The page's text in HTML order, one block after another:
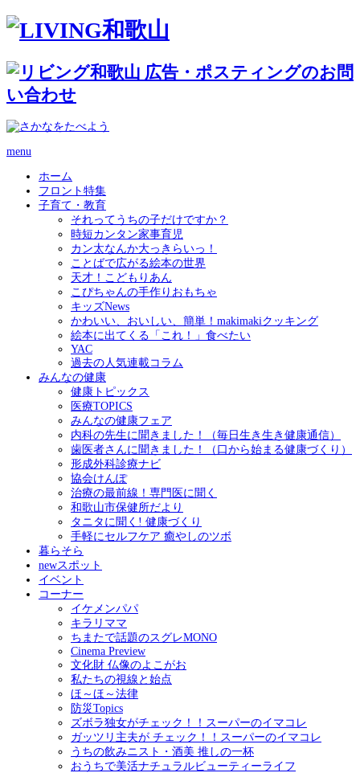
menu
ホーム
フロント特集
子育て・教育
それってうちの子だけですか？
時短カンタン家事育児
カン太なんか大っきらいっ！
ことばで広がる絵本の世界
天才！こどもりあん
こぴちゃんの手作りおもちゃ
キッズNews
かわいい、おいしい、簡単！makimakiクッキング
絵本に出てくる「これ！」食べたい
YAC
過去の人気連載コラム
みんなの健康
健康トピックス
医療TOPICS
みんなの健康フェア
内科の先生に聞きました！（毎日生き生き健康通信）
歯医者さんに聞きました！（口から始まる健康づくり）
形成外科診療ナビ
協会けんぽ
治療の最前線！専門医に聞く
和歌山市保健所だより
タニタに聞く! 健康づくり
手軽にセルフケア 癒やしのツボ
暮らそら
newスポット
イベント
コーナー
イケメンパパ
キラリママ
ちまたで話題のスグレMONO
Cinema Preview
文化財 仏像のよこがお
私たちの視線と始点
ほ～ほ～法律
防災Topics
ズボラ独女がチェック！！スーパーのイマコレ
ガッツリ主夫が チェック！！スーパーのイマコレ
うちの飲みニスト・酒美 推しの一杯
おうちで美活ナチュラルビューティーライフ